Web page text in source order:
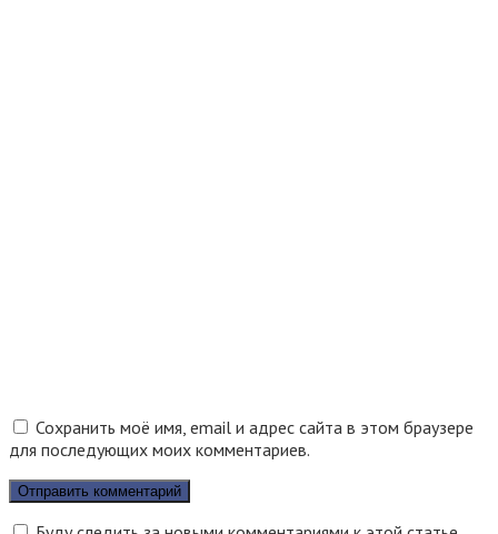
Сохранить моё имя, email и адрес сайта в этом браузере
для последующих моих комментариев.